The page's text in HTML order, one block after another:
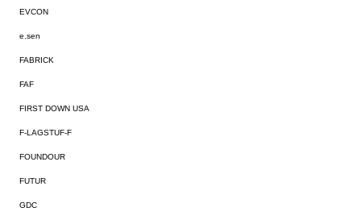
EVCON
e.sen
FABRICK
FAF
FIRST DOWN USA
F-LAGSTUF-F
FOUNDOUR
FUTUR
GDC